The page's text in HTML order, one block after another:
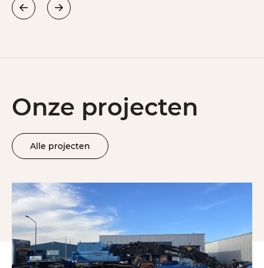
Onze projecten
Alle projecten